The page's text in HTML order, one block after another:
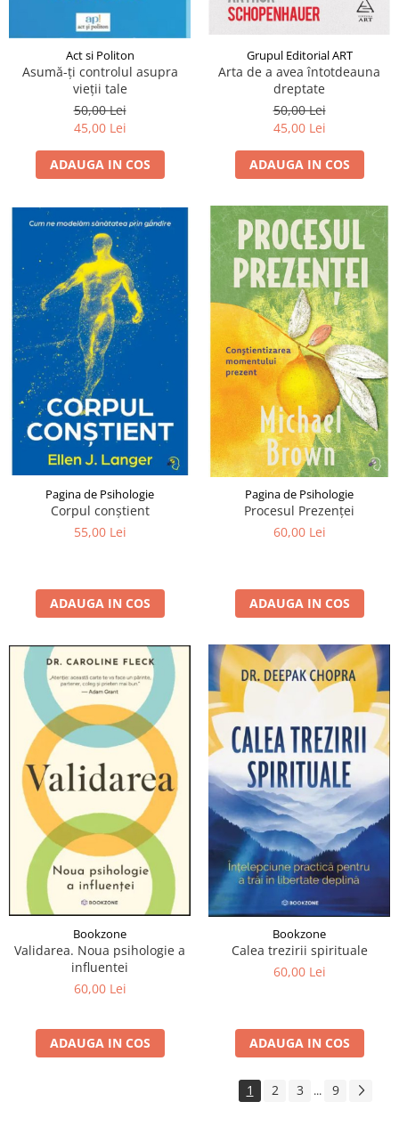
Act si Politon
Asumă-ți controlul asupra
vieții tale
50,00 Lei
45,00 Lei
ADAUGA IN COS
Grupul Editorial ART
Arta de a avea întotdeauna
dreptate
50,00 Lei
45,00 Lei
ADAUGA IN COS
Pagina de Psihologie
Corpul conștient
55,00 Lei
ADAUGA IN COS
Pagina de Psihologie
Procesul Prezenței
60,00 Lei
ADAUGA IN COS
Bookzone
Validarea. Noua psihologie a
influentei
60,00 Lei
ADAUGA IN COS
Bookzone
Calea trezirii spirituale
60,00 Lei
ADAUGA IN COS
1 2 3 ... 9